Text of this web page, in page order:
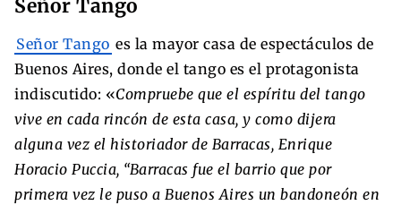
Señor Tango
Señor Tango es la mayor casa de espectáculos de
Buenos Aires, donde el tango es el protagonista
indiscutido: «Compruebe que el espíritu del tango
vive en cada rincón de esta casa, y como dijera
alguna vez el historiador de Barracas, Enrique
Horacio Puccia, “Barracas fue el barrio que por
primera vez le puso a Buenos Aires un bandoneón en